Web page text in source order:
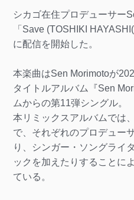
シカゴ在住プロデューサー
「Save (TOSHIKI
に配信を開始した。
本楽曲はSen Morimotoが
タイトルアルバム『Sen
ムからの第11弾シングル。
本リミックスアルバムでは
で、それぞれのプロデュー
り、シンガー・ソングライ
ックを加えたりすることに
ている。